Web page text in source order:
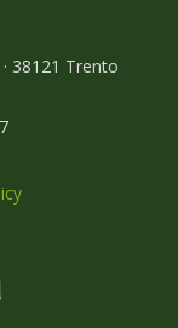
38121 Trento